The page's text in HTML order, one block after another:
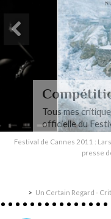
Tous mes
officielle du
Festival de Cannes 2011 :
presse
Un Certain Regard -